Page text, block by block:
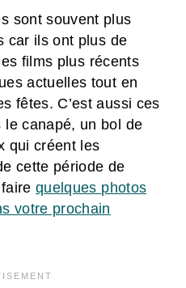
sont souvent plus
car ils ont plus de
films plus récents
actuelles tout en
fêtes. C’est aussi ces
le canapé, un bol de
qui créent les
cette période de
quelques photos
votre prochain